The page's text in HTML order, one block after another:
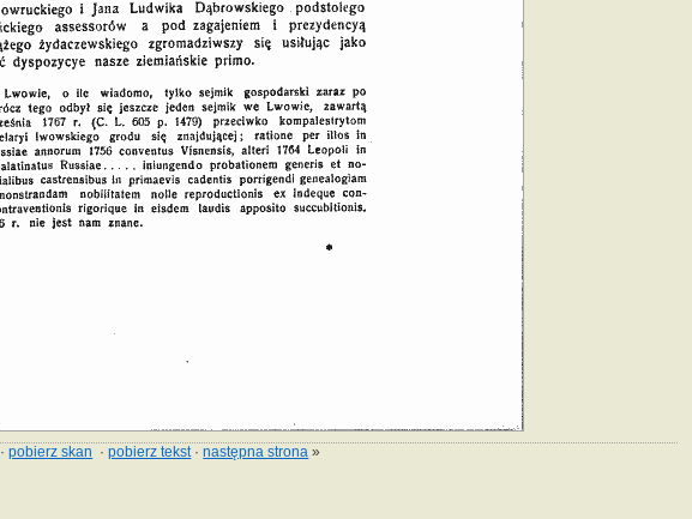
·pobierz skan ·pobierz tekst·następna strona »